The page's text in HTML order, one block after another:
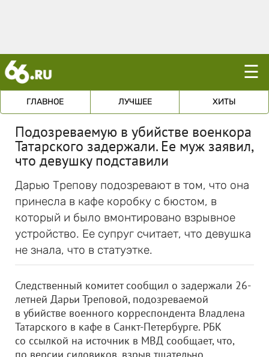
☰
ГЛАВНОЕ ЛУЧШЕЕ ХИТЫ
Подозреваемую в убийстве военкора
Татарского задержали. Ее муж заявил,
что девушку подставили
Дарью Трепову подозревают в том, что она
принесла в кафе коробку с бюстом, в
который и было вмонтировано взрывное
устройство. Ее супруг считает, что девушка
не знала, что в статуэтке.
Следственный комитет сообщил о задержали 26-
летней Дарьи Треповой, подозреваемой
в убийстве военного корреспондента Владлена
Татарского в кафе в Санкт-Петербурге. РБК
со ссылкой на источник в МВД сообщает, что,